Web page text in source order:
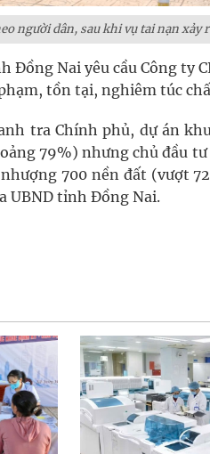
người dân, sau khi vụ tai nạnxảy
Đồng Nai yêu cầu Công ty
tồn tại, nghiêm túc
tra Chính phủ, dự án
79%) nhưng chủ đầu
700 nền đất (vượt
UBND tỉnh Đồng Nai.